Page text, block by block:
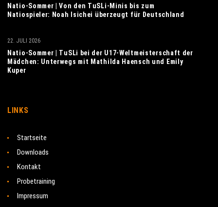
Natio-Sommer | Von den TuSLi-Minis bis zum
Natiospieler: Noah Isichei überzeugt für Deutschland
Natio-Sommer | TuSLi bei der U17-Weltmeisterschaft der
Mädchen: Unterwegs mit Mathilda Haensch und Emily
Kuper
22. JULI 2026
LINKS
Startseite
Downloads
Kontakt
Probetraining
Impressum